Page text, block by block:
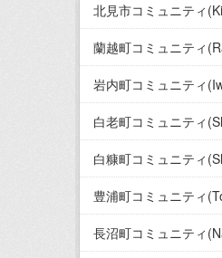
北見市コミュニティ
蘭越町コミュニティ
岩内町コミュニティ
白老町コミュニティ
白糠町コミュニティ
豊浦町コミュニティ
長沼町コミュニティ